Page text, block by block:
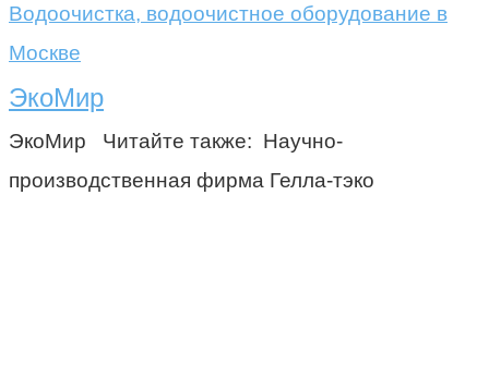
Водоочистка, водоочистное оборудование в
Москве
ЭкоМир
ЭкоМир Читайте также: Научно-
производственная фирма Гелла-тэко